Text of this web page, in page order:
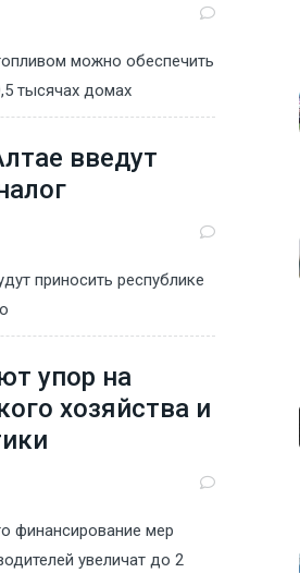
можно обеспечить
тысячах домах
введут
приносить республике
упор на
хозяйства и
финансирование мер
увеличат до 2